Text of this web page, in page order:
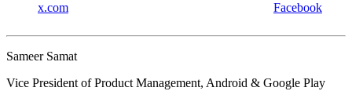
x.com Facebook
Sameer Samat
Vice President of Product Management, Android & Google Play